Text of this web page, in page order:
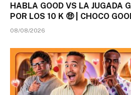
HABLA GOOD VS LA JUGADA
POR LOS 10 K 🤑 | CHOCO
08/08/2026